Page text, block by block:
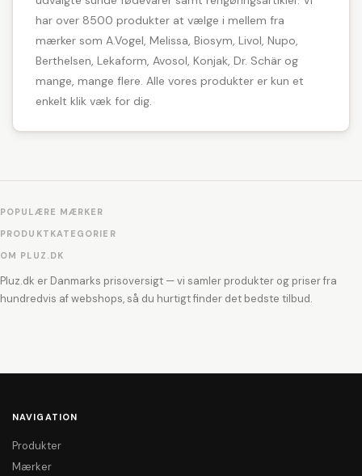
har over 8500 produkter at vælge i mellem fra
mærker som A.Vogel, Melissa, Biosym, Livol, Nupo,
Berthelsen, Lekaform, Avosol, Konjak, Dr. Schär og
mange, mange flere. Alle vores produkter er kun et
enkelt klik væk for dig.
POPULÆRE MÆRKER
PRODUKTKATEGORIER
OM PLUZ.DK
Pluz.dk er Danmarks prisoversigt — vi samler produkter og priser fra
hundredvis af webshops, så du hurtigt finder det bedste tilbud.
NAVIGATION
Produkter
Mærker